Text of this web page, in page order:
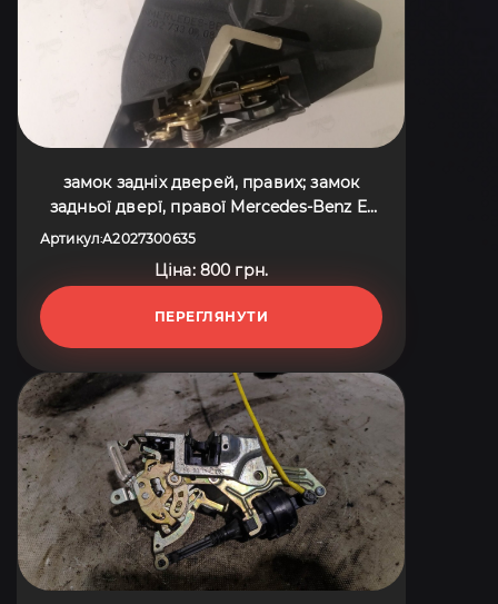
замок задніх дверей, правих; замок
задньої дверї, правої Mercedes-Benz E-
Class W210 (1995-2003) A2027300635
Артикул:A2027300635
Ціна: 800 грн.
ПЕРЕГЛЯНУТИ